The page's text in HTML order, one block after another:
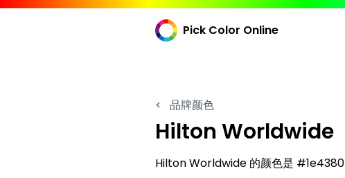
Pick Color Online
< 品牌颜色
Hilton Worldwide
Hilton Worldwide 的颜色是 #1e4380